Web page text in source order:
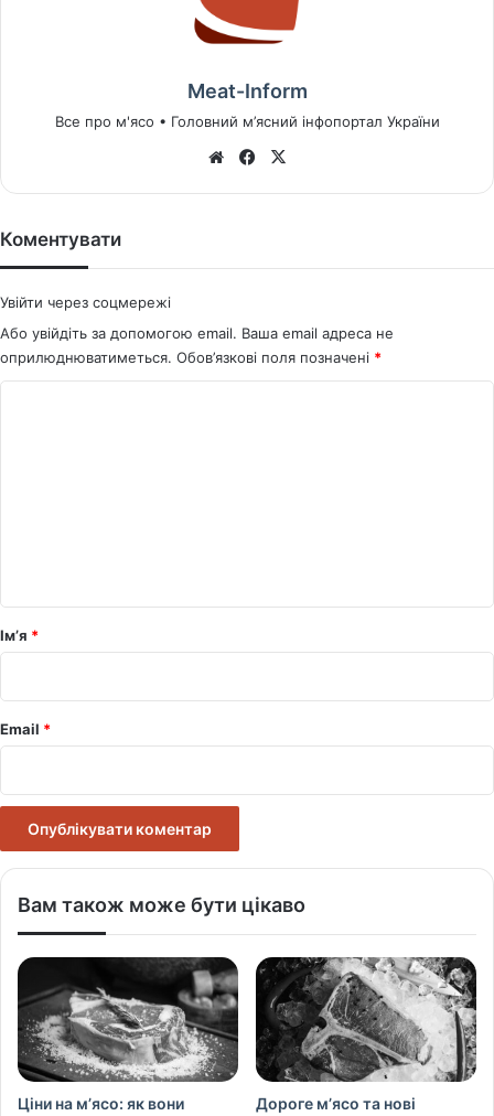
Meat-Inform
Все про м'ясо • Головний м’ясний інфопортал України
We
Fa
Коментувати
Увійти через соцмережі
Або увійдіть за допомогою email. Ваша email адреса не
оприлюднюватиметься. Обов’язкові поля позначені *
рІм’я *
Email *
Вам також може бути цікаво
Ціни на м’ясо: як вони
Дороге м’ясо та нові